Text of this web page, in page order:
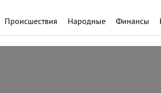
Происшествия Народные Финансы